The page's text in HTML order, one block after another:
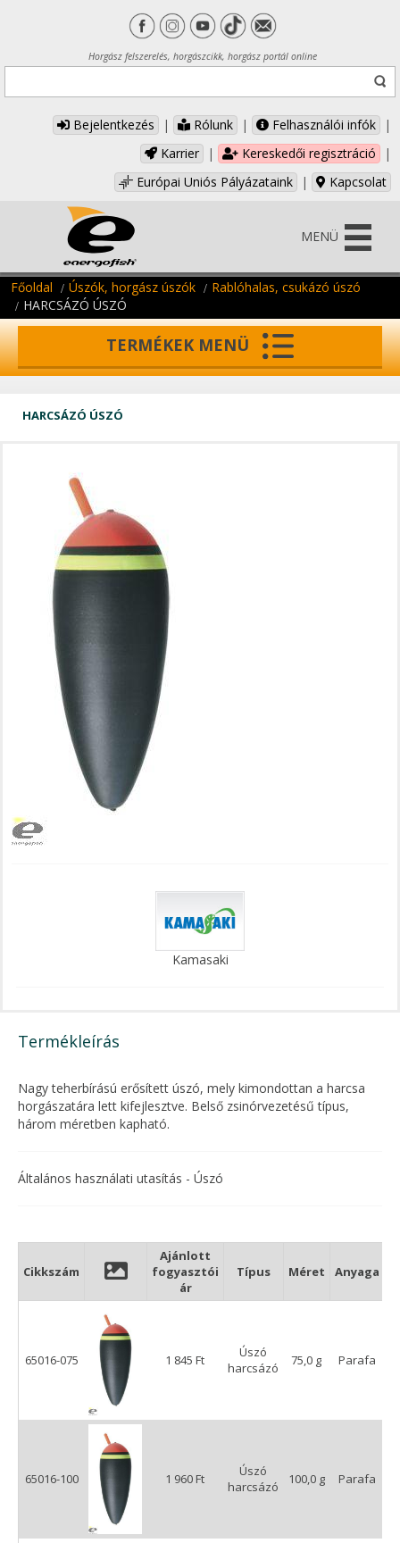
Horgász felszerelés, horgászcikk, horgász portál online
Bejelentkezés | Rólunk | Felhasználói infók
|
Karrier
| Kereskedői regisztráció
|
Európai Uniós Pályázataink
| Kapcsolat
MENÜ
Főoldal Úszók, horgász úszók
Rablóhalas, csukázó úszó
HARCSÁZÓ ÚSZÓ
TERMÉKEK MENÜ
HARCSÁZÓ ÚSZÓ
Kamasaki
Termékleírás
Nagy teherbírású erősített úszó, mely kimondottan a harcsa
horgászatára lett kifejlesztve. Belső zsinórvezetésű típus,
három méretben kapható.
Általános használati utasítás - Úszó
Cikkszám
Ajánlott
fogyasztói
ár
Típus Méret Anyaga
65016-075 1 845 Ft
Úszó
harcsázó
75,0 g Parafa
65016-100 1 960 Ft
Úszó
harcsázó
100,0 g Parafa